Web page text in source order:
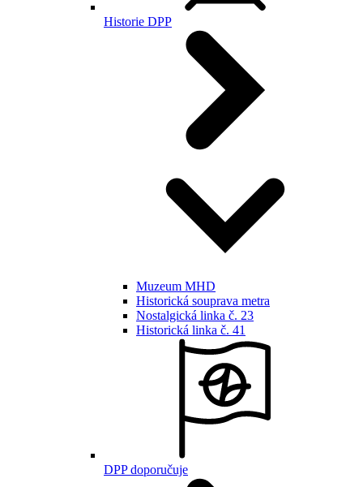
Historie DPP
Muzeum MHD
Historická souprava metra
Nostalgická linka č. 23
Historická linka č. 41
DPP doporučuje